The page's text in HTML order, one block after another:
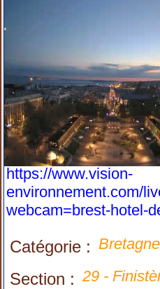
https://www.vision-
environnement.com/
webcam=brest-hotel-
Catégorie : Bretagne
Section : 29 -